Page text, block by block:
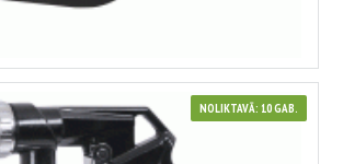
NOLIKTAVĀ: 10 GAB.